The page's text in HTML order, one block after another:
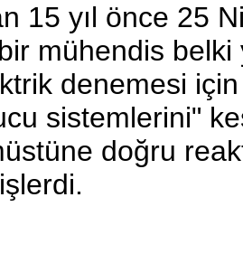
15 yıl önce 25
mühendis
denemesi
sistemlerini"
doğru